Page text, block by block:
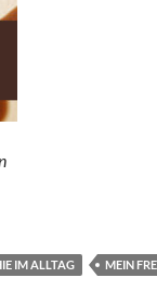
IM ALLTAG MEIN